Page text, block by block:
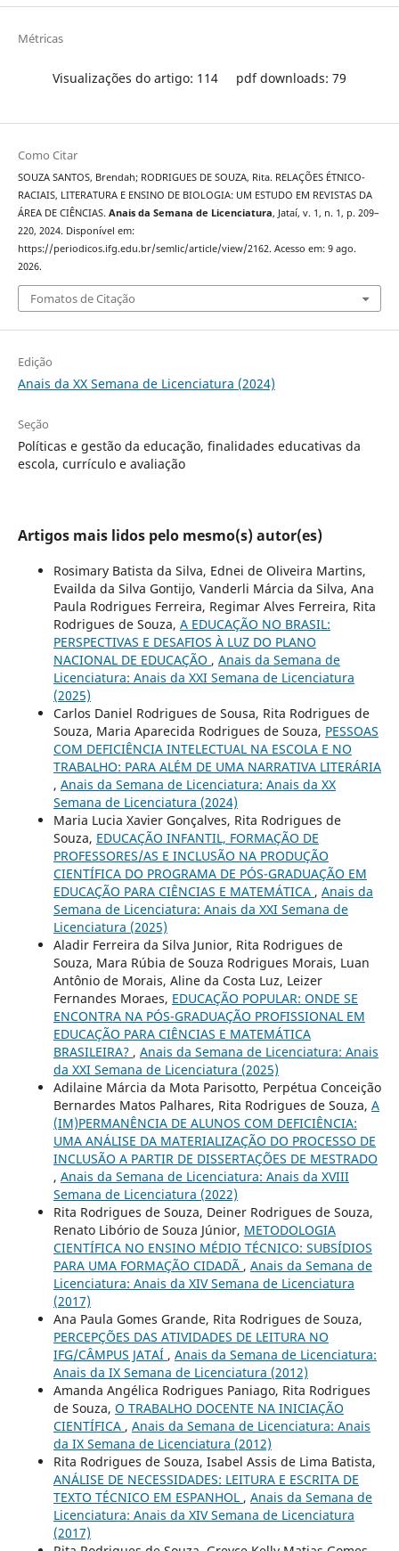
Métricas
Visualizações do artigo: 114 pdf downloads: 79
Como Citar
SOUZA SANTOS, Brendah; RODRIGUES DE SOUZA, Rita. RELAÇÕES ÉTNICO-
RACIAIS, LITERATURA E ENSINO DE BIOLOGIA: UM ESTUDO EM REVISTAS DA
ÁREA DE CIÊNCIAS. Anais da Semana de Licenciatura, Jataí, v. 1, n. 1, p. 209–
220, 2024. Disponível em:
https://periodicos.ifg.edu.br/semlic/article/view/2162. Acesso em: 9 ago.
2026.
Fomatos de Citação
Edição
Anais da XX Semana de Licenciatura (2024)
Seção
Políticas e gestão da educação, finalidades educativas da
escola, currículo e avaliação
Artigos mais lidos pelo mesmo(s) autor(es)
Rosimary Batista da Silva, Ednei de Oliveira Martins,
Evailda da Silva Gontijo, Vanderli Márcia da Silva, Ana
Paula Rodrigues Ferreira, Regimar Alves Ferreira, Rita
Rodrigues de Souza, A EDUCAÇÃO NO BRASIL:
PERSPECTIVAS E DESAFIOS À LUZ DO PLANO
NACIONAL DE EDUCAÇÃO , Anais da Semana de
Licenciatura: Anais da XXI Semana de Licenciatura
(2025)
Carlos Daniel Rodrigues de Sousa, Rita Rodrigues de
Souza, Maria Aparecida Rodrigues de Souza, PESSOAS
COM DEFICIÊNCIA INTELECTUAL NA ESCOLA E NO
TRABALHO: PARA ALÉM DE UMA NARRATIVA LITERÁRIA
, Anais da Semana de Licenciatura: Anais da XX
Semana de Licenciatura (2024)
Maria Lucia Xavier Gonçalves, Rita Rodrigues de
Souza, EDUCAÇÃO INFANTIL, FORMAÇÃO DE
PROFESSORES/AS E INCLUSÃO NA PRODUÇÃO
CIENTÍFICA DO PROGRAMA DE PÓS-GRADUAÇÃO EM
EDUCAÇÃO PARA CIÊNCIAS E MATEMÁTICA , Anais da
Semana de Licenciatura: Anais da XXI Semana de
Licenciatura (2025)
Aladir Ferreira da Silva Junior, Rita Rodrigues de
Souza, Mara Rúbia de Souza Rodrigues Morais, Luan
Antônio de Morais, Aline da Costa Luz, Leizer
Fernandes Moraes, EDUCAÇÃO POPULAR: ONDE SE
ENCONTRA NA PÓS-GRADUAÇÃO PROFISSIONAL EM
EDUCAÇÃO PARA CIÊNCIAS E MATEMÁTICA
BRASILEIRA? , Anais da Semana de Licenciatura: Anais
da XXI Semana de Licenciatura (2025)
Adilaine Márcia da Mota Parisotto, Perpétua Conceição
Bernardes Matos Palhares, Rita Rodrigues de Souza, A
(IM)PERMANÊNCIA DE ALUNOS COM DEFICIÊNCIA:
UMA ANÁLISE DA MATERIALIZAÇÃO DO PROCESSO DE
INCLUSÃO A PARTIR DE DISSERTAÇÕES DE MESTRADO
, Anais da Semana de Licenciatura: Anais da XVIII
Semana de Licenciatura (2022)
Rita Rodrigues de Souza, Deiner Rodrigues de Souza,
Renato Libório de Souza Júnior, METODOLOGIA
CIENTÍFICA NO ENSINO MÉDIO TÉCNICO: SUBSÍDIOS
PARA UMA FORMAÇÃO CIDADÃ , Anais da Semana de
Licenciatura: Anais da XIV Semana de Licenciatura
(2017)
Ana Paula Gomes Grande, Rita Rodrigues de Souza,
PERCEPÇÕES DAS ATIVIDADES DE LEITURA NO
IFG/CÂMPUS JATAÍ , Anais da Semana de Licenciatura:
Anais da IX Semana de Licenciatura (2012)
Amanda Angélica Rodrigues Paniago, Rita Rodrigues
de Souza, O TRABALHO DOCENTE NA INICIAÇÃO
CIENTÍFICA , Anais da Semana de Licenciatura: Anais
da IX Semana de Licenciatura (2012)
Rita Rodrigues de Souza, Isabel Assis de Lima Batista,
ANÁLISE DE NECESSIDADES: LEITURA E ESCRITA DE
TEXTO TÉCNICO EM ESPANHOL , Anais da Semana de
Licenciatura: Anais da XIV Semana de Licenciatura
(2017)